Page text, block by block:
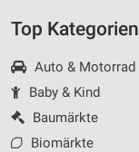
Top Kategorien
Auto & Motorrad
Baby & Kind
Baumärkte
Biomärkte